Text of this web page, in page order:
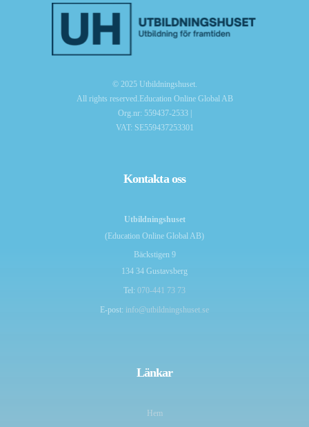
© 2025 Utbildningshuset.
All rights reserved.Education Online Global AB
Org.nr: 559437-2533 |
VAT: SE559437253301
Kontakta oss
Utbildningshuset
(Education Online Global AB)
Bäckstigen 9
134 34 Gustavsberg
Tel: 070-441 73 73
E-post: info@utbildningshuset.se
Länkar
Hem